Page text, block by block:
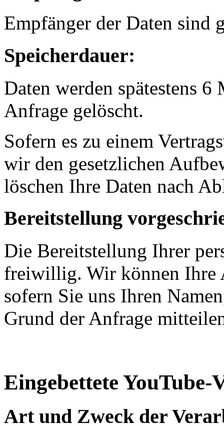
Empfänger der Daten sind
Speicherdauer:
Daten werden spätestens
Anfrage gelöscht.
Sofern es zu einem
wir den gesetzlichen
löschen Ihre Daten nach
Bereitstellung
Die Bereitstellung Ihrer
freiwillig. Wir können Ihre
sofern Sie uns Ihren
Grund der Anfrage
Eingebettete YouTube-
Art und Zweck der